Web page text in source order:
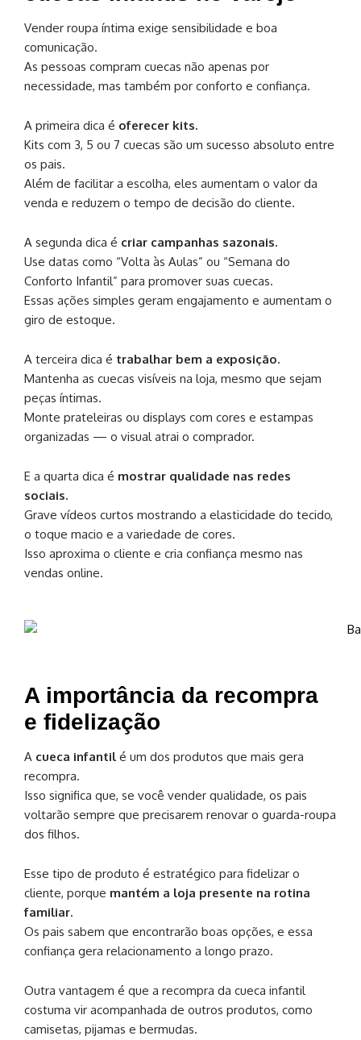
Vender roupa íntima exige sensibilidade e boa
comunicação.
As pessoas compram cuecas não apenas por
necessidade, mas também por conforto e confiança.
A primeira dica é oferecer kits.
Kits com 3, 5 ou 7 cuecas são um sucesso absoluto entre
os pais.
Além de facilitar a escolha, eles aumentam o valor da
venda e reduzem o tempo de decisão do cliente.
A segunda dica é criar campanhas sazonais.
Use datas como “Volta às Aulas” ou “Semana do
Conforto Infantil” para promover suas cuecas.
Essas ações simples geram engajamento e aumentam o
giro de estoque.
A terceira dica é trabalhar bem a exposição.
Mantenha as cuecas visíveis na loja, mesmo que sejam
peças íntimas.
Monte prateleiras ou displays com cores e estampas
organizadas — o visual atrai o comprador.
E a quarta dica é mostrar qualidade nas redes
sociais.
Grave vídeos curtos mostrando a elasticidade do tecido,
o toque macio e a variedade de cores.
Isso aproxima o cliente e cria confiança mesmo nas
vendas online.
A importância da recompra
e fidelização
A cueca infantil é um dos produtos que mais gera
recompra.
Isso significa que, se você vender qualidade, os pais
voltarão sempre que precisarem renovar o guarda-roupa
dos filhos.
Esse tipo de produto é estratégico para fidelizar o
cliente, porque mantém a loja presente na rotina
familiar.
Os pais sabem que encontrarão boas opções, e essa
confiança gera relacionamento a longo prazo.
Outra vantagem é que a recompra da cueca infantil
costuma vir acompanhada de outros produtos, como
camisetas, pijamas e bermudas.